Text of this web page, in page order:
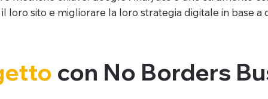
sito e migliorare la loro strategia digitale in base a
con No Borders